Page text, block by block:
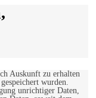
Auskunft zu erhalten
wurden.
unrichtiger Daten,